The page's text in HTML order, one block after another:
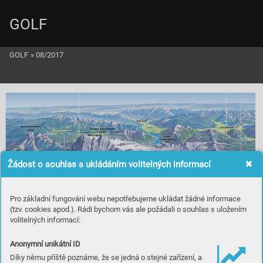
Žádost o souhlas s ukládáním volitelných informací
Pro základní fungování webu nepotřebujeme ukládat žádné informace
(tzv. cookies apod.). Rádi bychom vás ale požádali o souhlas s uložením
volitelných informací:
Anonymní unikátní ID
Díky němu příště poznáme, že se jedná o stejné zařízení, a
Schladming
Radstad
auern
GC
Radstadt
15
13 5 6
1-4
GOLF
GOLF » 08/2017